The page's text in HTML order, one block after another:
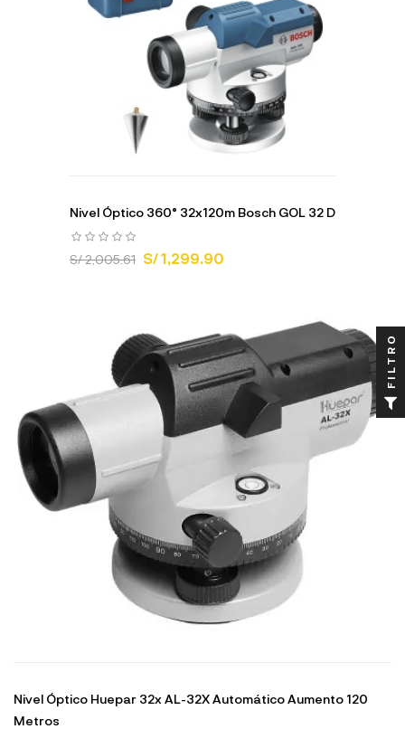
Nivel Óptico 360° 32x120m Bosch GOL 32 D
S/ 2,005.61 S/ 1,299.90
Nivel Óptico Huepar 32x AL-32X Automático Aumento 120
Metros
FILTRO